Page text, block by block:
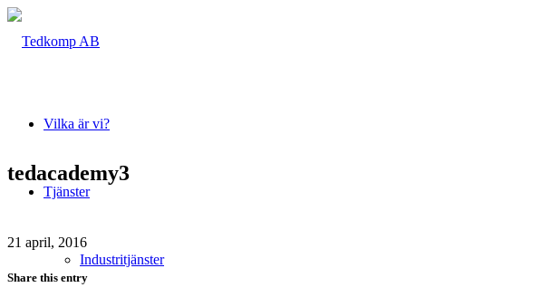
Vilka är vi?
Tjänster
Industritjänster
tedacademy3
21 april, 2016
Share this entry